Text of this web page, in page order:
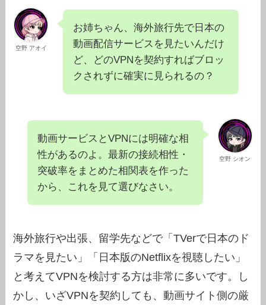
空野 アオイ
お姉ちゃん、海外旅行先で日本の
動画配信サービスを見たいんだけ
ど、どのVPNを契約すればブロッ
クされずに確実に見られるの？
空野 シオン
動画サービスとVPNには明確な相
性があるのよ。最新の接続相性・
突破率をまとめた相関表を作った
から、これを見て選びなさい。
海外旅行や出張、留学先などで「TVerで日本のド
ラマを見たい」「日本版のNetflixを視聴したい」
と考えてVPNを検討する方は非常に多いです。し
かし、いざVPNを契約しても、動画サイト側の厳